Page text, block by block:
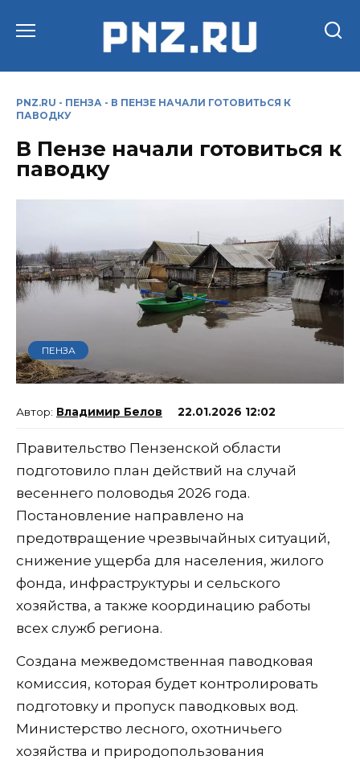
PNZ.RU - ПЕНЗА - В ПЕНЗЕ НАЧАЛИ ГОТОВИТЬСЯ К
ПАВОДКУ
В Пензе начали готовиться к
паводку
ПЕНЗА
Владимир Белов 22.01.2026 12:02
Правительство Пензенской области
подготовило план действий на случай
весеннего половодья 2026 года.
Постановление направлено на
предотвращение чрезвычайных ситуаций,
снижение ущерба для населения, жилого
фонда, инфраструктуры и сельского
хозяйства, а также координацию работы
всех служб региона.
Создана межведомственная паводковая
комиссия, которая будет контролировать
подготовку и пропуск паводковых вод.
Министерство лесного, охотничьего
хозяйства и природопользования